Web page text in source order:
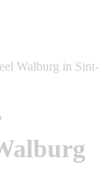
Walburg in Sint-